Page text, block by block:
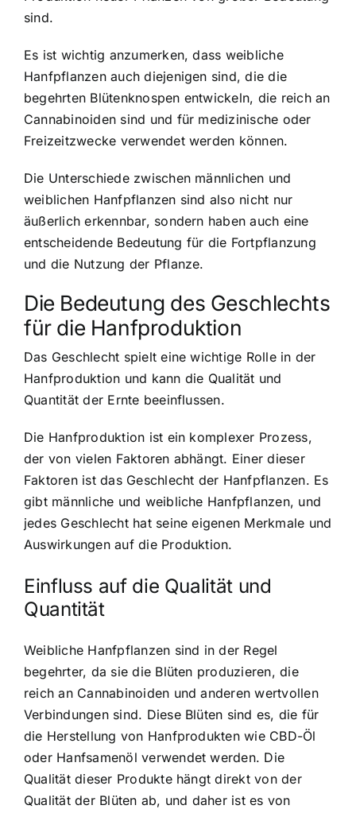
sind.
Es ist wichtig anzumerken, dass weibliche
Hanfpflanzen auch diejenigen sind, die die
begehrten Blütenknospen entwickeln, die reich an
Cannabinoiden sind und für medizinische oder
Freizeitzwecke verwendet werden können.
Die Unterschiede zwischen männlichen und
weiblichen Hanfpflanzen sind also nicht nur
äußerlich erkennbar, sondern haben auch eine
entscheidende Bedeutung für die Fortpflanzung
und die Nutzung der Pflanze.
Die Bedeutung des Geschlechts
für die Hanfproduktion
Das Geschlecht spielt eine wichtige Rolle in der
Hanfproduktion und kann die Qualität und
Quantität der Ernte beeinflussen.
Die Hanfproduktion ist ein komplexer Prozess,
der von vielen Faktoren abhängt. Einer dieser
Faktoren ist das Geschlecht der Hanfpflanzen. Es
gibt männliche und weibliche Hanfpflanzen, und
jedes Geschlecht hat seine eigenen Merkmale und
Auswirkungen auf die Produktion.
Einfluss auf die Qualität und
Quantität
Weibliche Hanfpflanzen sind in der Regel
begehrter, da sie die Blüten produzieren, die
reich an Cannabinoiden und anderen wertvollen
Verbindungen sind. Diese Blüten sind es, die für
die Herstellung von Hanfprodukten wie CBD-Öl
oder Hanfsamenöl verwendet werden. Die
Qualität dieser Produkte hängt direkt von der
Qualität der Blüten ab, und daher ist es von